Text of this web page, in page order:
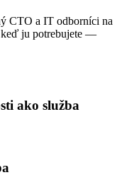
CTO a IT odborníci na
keď ju potrebujete —
ako služba